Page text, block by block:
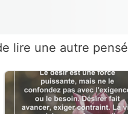
lire une autre